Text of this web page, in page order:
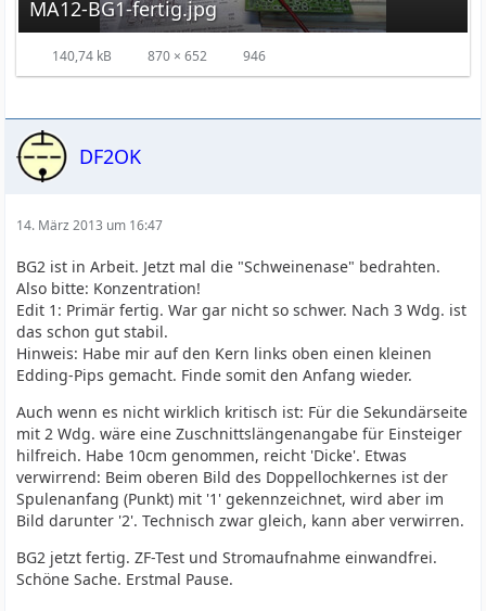
MA12-BG1-fertig.jpg
140,74 kB 870 × 652 946
DF2OK
14. März 2013 um 16:47
BG2 ist in Arbeit. Jetzt mal die "Schweinenase" bedrahten.
Also bitte: Konzentration!
Edit 1: Primär fertig. War gar nicht so schwer. Nach 3 Wdg. ist
das schon gut stabil.
Hinweis: Habe mir auf den Kern links oben einen kleinen
Edding-Pips gemacht. Finde somit den Anfang wieder.
Auch wenn es nicht wirklich kritisch ist: Für die Sekundärseite
mit 2 Wdg. wäre eine Zuschnittslängenangabe für Einsteiger
hilfreich. Habe 10cm genommen, reicht 'Dicke'. Etwas
verwirrend: Beim oberen Bild des Doppellochkernes ist der
Spulenanfang (Punkt) mit '1' gekennzeichnet, wird aber im
Bild darunter '2'. Technisch zwar gleich, kann aber verwirren.
BG2 jetzt fertig. ZF-Test und Stromaufnahme einwandfrei.
Schöne Sache. Erstmal Pause.